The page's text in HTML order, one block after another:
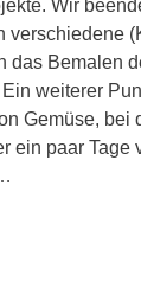
Wir
verschiedene
das Bemalen
weiterer
Gemüse, bei
ein paar Tage